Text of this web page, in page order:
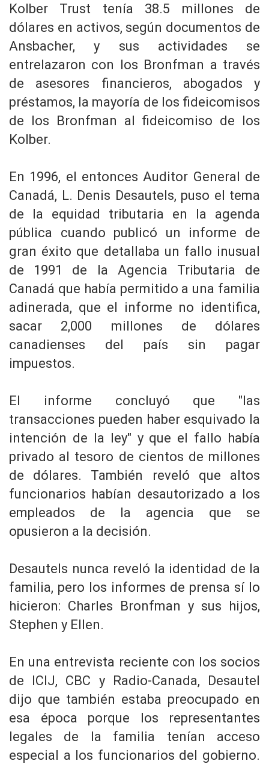
Kolber Trust tenía 38.5 millones de
dólares en activos, según documentos de
Ansbacher, y sus actividades se
entrelazaron con los Bronfman a través
de asesores financieros, abogados y
préstamos, la mayoría de los fideicomisos
de los Bronfman al fideicomiso de los
Kolber.
En 1996, el entonces Auditor General de
Canadá, L. Denis Desautels, puso el tema
de la equidad tributaria en la agenda
pública cuando publicó un informe de
gran éxito que detallaba un fallo inusual
de 1991 de la Agencia Tributaria de
Canadá que había permitido a una familia
adinerada, que el informe no identifica,
sacar 2,000 millones de dólares
canadienses del país sin pagar
impuestos.
El informe concluyó que "las
transacciones pueden haber esquivado la
intención de la ley" y que el fallo había
privado al tesoro de cientos de millones
de dólares. También reveló que altos
funcionarios habían desautorizado a los
empleados de la agencia que se
opusieron a la decisión.
Desautels nunca reveló la identidad de la
familia, pero los informes de prensa sí lo
hicieron: Charles Bronfman y sus hijos,
Stephen y Ellen.
En una entrevista reciente con los socios
de ICIJ, CBC y Radio-Canada, Desautel
dijo que también estaba preocupado en
esa época porque los representantes
legales de la familia tenían acceso
especial a los funcionarios del gobierno.